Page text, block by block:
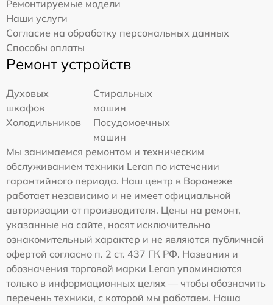
Ремонтируемые модели
Наши услуги
Согласие на обработку персональных данных
Способы оплаты
Ремонт устройств
Духовых
шкафов
Стиральных
машин
Холодильников
Посудомоечных
машин
Мы занимаемся ремонтом и техническим
обслуживанием техники Leran по истечении
гарантийного периода. Наш центр в Воронеже
работает независимо и не имеет официальной
авторизации от производителя. Цены на ремонт,
указанные на сайте, носят исключительно
ознакомительный характер и не являются публичной
офертой согласно п. 2 ст. 437 ГК РФ. Названия и
обозначения торговой марки Leran упоминаются
только в информационных целях — чтобы обозначить
перечень техники, с которой мы работаем. Наша